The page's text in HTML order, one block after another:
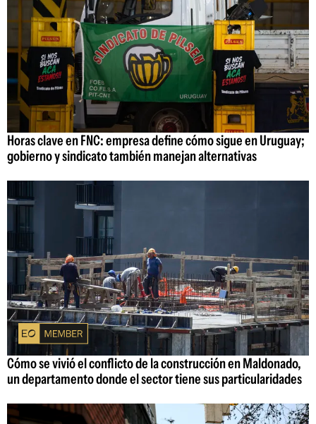
Horas clave en FNC: empresa define cómo sigue en Uruguay;
gobierno y sindicato también manejan alternativas
Cómo se vivió el conflicto de la construcción en Maldonado,
un departamento donde el sector tiene sus particularidades